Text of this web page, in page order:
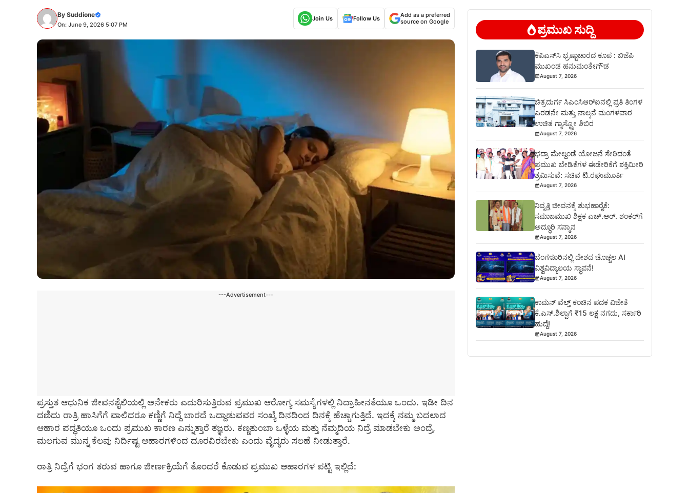
By Suddione
On: June 9, 2026 5:07 PM
Join Us Follow Us
Add as a preferred
source on Google
---Advertisement---
ಪ್ರಸ್ತುತ ಆಧುನಿಕ ಜೀವನಶೈಲಿಯಲ್ಲಿ ಅನೇಕರು ಎದುರಿಸುತ್ತಿರುವ ಪ್ರಮುಖ ಆರೋಗ್ಯ ಸಮಸ್ಯೆಗಳಲ್ಲಿ ನಿದ್ರಾಹೀನತೆಯೂ ಒಂದು. ಇಡೀ ದಿನ
ದಣಿದು ರಾತ್ರಿ ಹಾಸಿಗೆಗೆ ವಾಲಿದರೂ ಕಣ್ಣಿಗೆ ನಿದ್ದೆ ಬಾರದೆ ಒದ್ದಾಡುವವರ ಸಂಖ್ಯೆ ದಿನದಿಂದ ದಿನಕ್ಕೆ ಹೆಚ್ಚಾಗುತ್ತಿದೆ. ಇದಕ್ಕೆ ನಮ್ಮ ಬದಲಾದ
ಆಹಾರ ಪದ್ಧತಿಯೂ ಒಂದು ಪ್ರಮುಖ ಕಾರಣ ಎನ್ನುತ್ತಾರೆ ತಜ್ಞರು. ಕಣ್ಣತುಂಬಾ ಒಳ್ಳೆಯ ಮತ್ತು ನೆಮ್ಮದಿಯ ನಿದ್ರೆ ಮಾಡಬೇಕು ಅಂದ್ರೆ,
ಮಲಗುವ ಮುನ್ನ ಕೆಲವು ನಿರ್ದಿಷ್ಟ ಆಹಾರಗಳಿಂದ ದೂರವಿರಬೇಕು ಎಂದು ವೈದ್ಯರು ಸಲಹೆ ನೀಡುತ್ತಾರೆ.
ರಾತ್ರಿ ನಿದ್ರೆಗೆ ಭಂಗ ತರುವ ಹಾಗೂ ಜೀರ್ಣಕ್ರಿಯೆಗೆ ತೊಂದರೆ ಕೊಡುವ ಪ್ರಮುಖ ಆಹಾರಗಳ ಪಟ್ಟಿ ಇಲ್ಲಿದೆ:
ಪ್ರಮುಖ ಸುದ್ದಿ
ಕೆಪಿಎಸ್‍ಸಿ ಭ್ರಷ್ಟಾಚಾರದ ಕೂಪ : ಬಿಜೆಪಿ
ಮುಖಂಡ ಹನುಮಂತೇಗೌಡ
August 7, 2026
ಚಿತ್ರದುರ್ಗ ಸಿಎಂಸಿಆರ್‍ಐನಲ್ಲಿ ಪ್ರತಿ ತಿಂಗಳ
ಎರಡನೇ ಮತ್ತು ನಾಲ್ಕನೆ ಮಂಗಳವಾರ
ಉಚಿತ ಗ್ಯಾಸ್ಟ್ರೋ ಶಿಬಿರ
August 7, 2026
ಭದ್ರಾ ಮೇಲ್ದಂಡೆ ಯೋಜನೆ ಸೇರಿದಂತೆ
ಪ್ರಮುಖ ಬೇಡಿಕೆಗಳ ಈಡೇರಿಕೆಗೆ ಶಕ್ತಿಮೀರಿ
ಶ್ರಮಿಸುವೆ: ಸಚಿವ ಟಿ.ರಘುಮೂರ್ತಿ
August 7, 2026
ನಿವೃತ್ತಿ ಜೀವನಕ್ಕೆ ಶುಭಹಾರೈಕೆ:
ಸಮಾಜಮುಖಿ ಶಿಕ್ಷಕ ಎಚ್.ಆರ್. ಶಂಕರ್‌ಗೆ
ಅದ್ಧೂರಿ ಸನ್ಮಾನ
August 7, 2026
ಬೆಂಗಳೂರಿನಲ್ಲಿ ದೇಶದ ಚೊಚ್ಚಲ AI
ವಿಶ್ವವಿದ್ಯಾಲಯ ಸ್ಥಾಪನೆ!
August 7, 2026
ಕಾಮನ್ ವೆಲ್ತ್ ಕಂಚಿನ ಪದಕ ವಿಜೇತೆ
ಕೆ.ಎಸ್.ಶಿಲ್ಪಾಗೆ ₹15 ಲಕ್ಷ ನಗದು, ಸರ್ಕಾರಿ
ಹುದ್ದೆ!
August 7, 2026